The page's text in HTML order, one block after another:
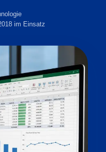
im Einsatz